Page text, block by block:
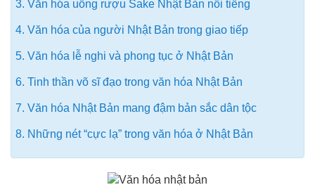
3. Văn hóa uống rượu Sake Nhật Bản nổi tiếng
4. Văn hóa của người Nhật Bản trong giao tiếp
5. Văn hóa lễ nghi và phong tục ở Nhật Bản
6. Tinh thần võ sĩ đạo trong văn hóa Nhật Bản
7. Văn hóa Nhật Bản mang đậm bản sắc dân tộc
8. Những nét “cực lạ” trong văn hóa ở Nhật Bản